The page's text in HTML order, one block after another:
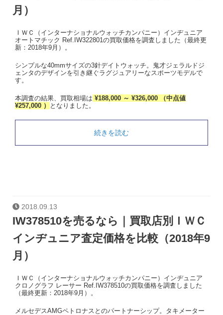
月）
ＩＷＣ（インターナショナルウォッチカンパニー）インヂュニア
オートマチック Ref.IW322801の買取価格を調査しました（最終更
新：2018年9月）。
シンプルな40mmサイズの3針デイトウォッチ。鬼才ジェラルドジ
ェンタのデザインを引き継ぐラグジュアリーなスポーツモデルで
す。
本調査の結果、買取相場は ¥188,000 ～ ¥326,000 （中点値
¥257,000 ）
となりました。
続きを読む
2018.09.13
IW378510を売るなら｜買取店別ＩＷＣ
インヂュニア査定価格を比較（2018年9
月）
ＩＷＣ（インターナショナルウォッチカンパニー）インヂュニア
クロノグラフ レーサー Ref.IW378510の買取価格を調査しました
（最終更新：2018年9月）。
メルセデスAMGペトロナスとのパートナーシップ。タキメーター